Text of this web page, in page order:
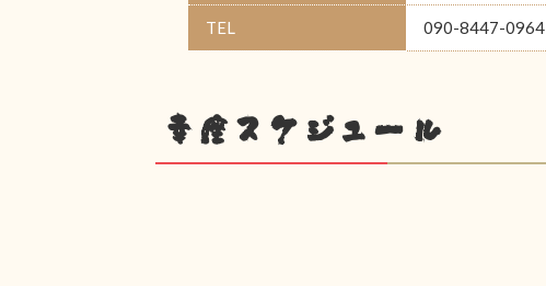
TEL 090-8447-0964
幸座スケジュール